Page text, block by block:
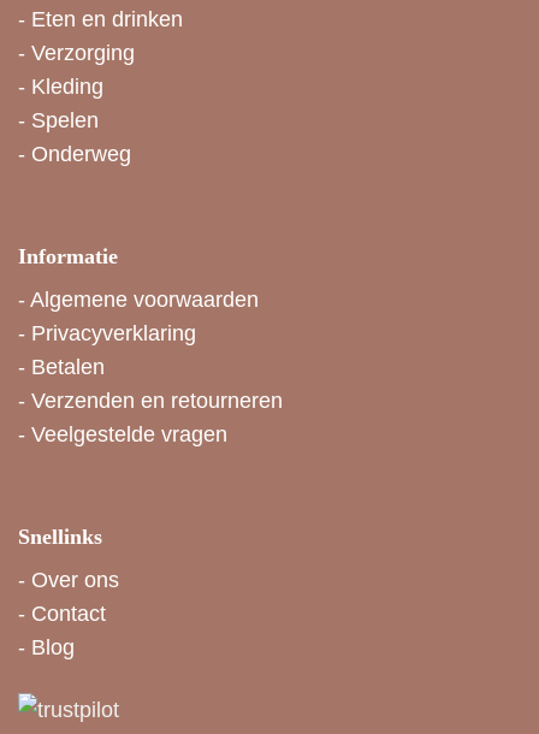
- Eten en drinken
- Verzorging
- Kleding
- Spelen
- Onderweg
Informatie
- Algemene voorwaarden
- Privacyverklaring
- Betalen
- Verzenden en retourneren
- Veelgestelde vragen
Snellinks
- Over ons
- Contact
- Blog